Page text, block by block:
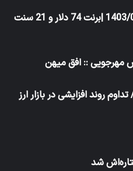
قیمت جهانی نفت امروز 1403/08/11 |برنت 74 دلار و 21 سنت
مهرجویی :: افق میهن
شد